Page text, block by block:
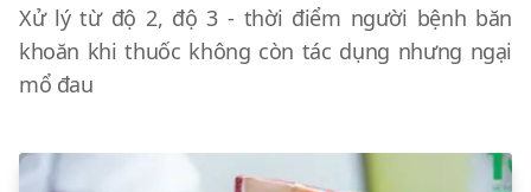
Xử lý từ độ 2, độ 3 - thời điểm người bệnh băn
khoăn khi thuốc không còn tác dụng nhưng ngại
mổ đau